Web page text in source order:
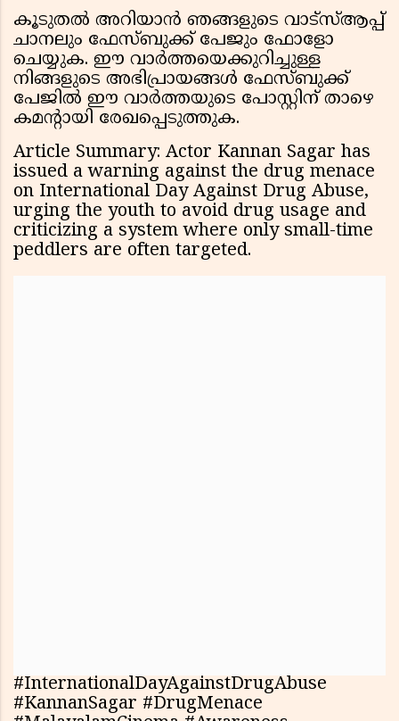
കൂടുതൽ അറിയാൻ ഞങ്ങളുടെ വാട്സ്ആപ്പ്
ചാനലും ഫേസ്ബുക്ക് പേജും ഫോളോ
ചെയ്യുക. ഈ വാർത്തയെക്കുറിച്ചുള്ള
നിങ്ങളുടെ അഭിപ്രായങ്ങൾ ഫേസ്ബുക്ക്
പേജിൽ ഈ വാർത്തയുടെ പോസ്റ്റിന് താഴെ
കമൻ്റായി രേഖപ്പെടുത്തുക.
Article Summary: Actor Kannan Sagar has
issued a warning against the drug menace
on International Day Against Drug Abuse,
urging the youth to avoid drug usage and
criticizing a system where only small-time
peddlers are often targeted.
#InternationalDayAgainstDrugAbuse
#KannanSagar #DrugMenace